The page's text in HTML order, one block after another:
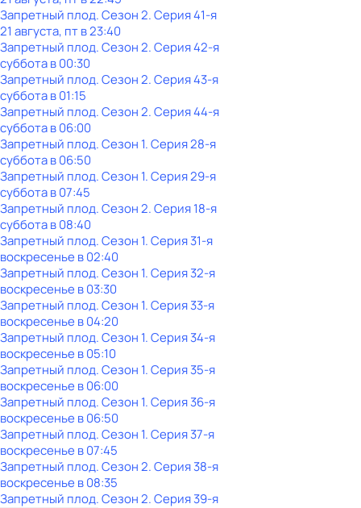
Запретный плод. Сезон 2. Серия 41-я
21 августа, пт в 23:40
Запретный плод. Сезон 2. Серия 42-я
субботав00:30
Запретный плод. Сезон 2. Серия 43-я
субботав01:15
Запретный плод. Сезон 2. Серия 44-я
субботав06:00
Запретный плод. Сезон 1. Серия 28-я
субботав06:50
Запретный плод. Сезон 1. Серия 29-я
субботав07:45
Запретный плод. Сезон 2. Серия 18-я
субботав08:40
Запретный плод. Сезон 1. Серия 31-я
воскресенье в02:40
Запретный плод. Сезон 1. Серия 32-я
воскресенье в03:30
Запретный плод. Сезон 1. Серия 33-я
воскресенье в04:20
Запретный плод. Сезон 1. Серия 34-я
воскресенье в05:10
Запретный плод. Сезон 1. Серия 35-я
воскресенье в06:00
Запретный плод. Сезон 1. Серия 36-я
воскресенье в06:50
Запретный плод. Сезон 1. Серия 37-я
воскресенье в07:45
Запретный плод. Сезон 2. Серия 38-я
воскресенье в08:35
Запретный плод. Сезон 2. Серия 39-я